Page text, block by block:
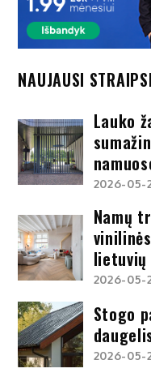
NAUJAUSI
Lauko
2026-05-
Namų
2026-05-
Stogo
2026-05-